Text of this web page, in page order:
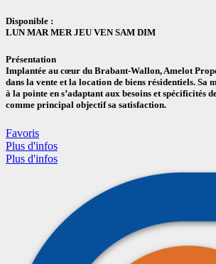
Disponible :
LUN MAR MER JEU VEN SAM DIM
Présentation
Implantée au cœur du Brabant-Wallon, Amelot
dans la vente et la location de biens résidentiels. Sa
à la pointe en s’adaptant aux besoins et spécificités
comme principal objectif sa satisfaction.
Favoris
Plus d'infos
Plus d'infos